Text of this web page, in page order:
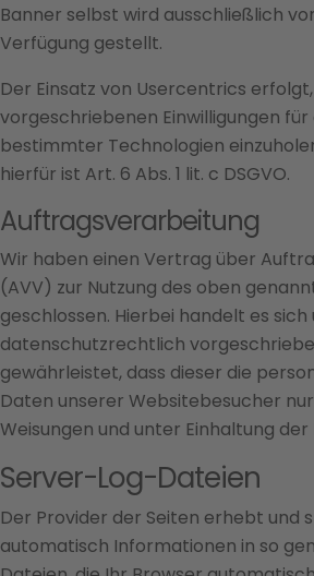
Banner selbst wird ausschließlich
Verfügung gestellt.
Der Einsatz von Usercentrics
vorgeschriebenen Einwilligungen für
bestimmter Technologien
hierfür ist Art. 6 Abs. 1 lit. c DSGVO.
Auftragsverarbeitung
Wir haben einen Vertrag über
(AVV) zur Nutzung des oben
geschlossen. Hierbei handelt es sich
datenschutzrechtlich
gewährleistet, dass dieser die
Daten unserer Websitebesucher
Weisungen und unter Einhaltung
Server-Log-Dateien
Der Provider der Seiten erhebt und
automatisch Informationen in so